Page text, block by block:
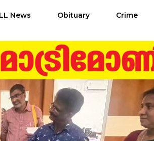
News Obituary Crime